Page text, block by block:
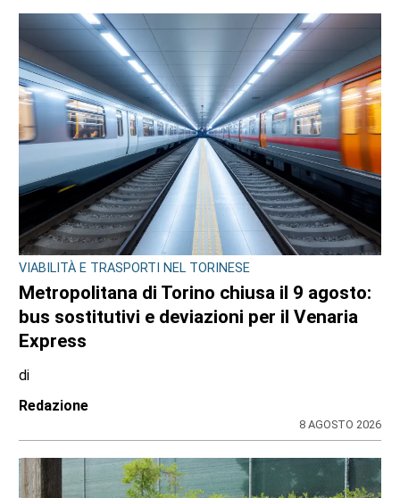
Redazione
7 AGOSTO 2026
ULTIME NOTIZIE
GIOVANI IN TV
Edoardo Colombatto da Varisella sbanca
La Ruota della Fortuna: orgoglio cittadino e
100 e lode
di